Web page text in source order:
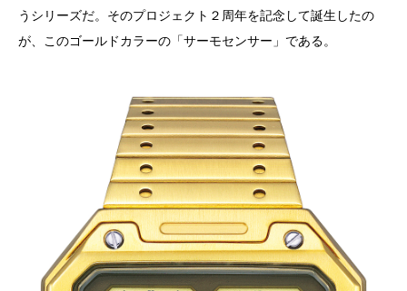
うシリーズだ。そのプロジェクト２周年を記念して誕生したの
が、このゴールドカラーの「サーモセンサー」である。